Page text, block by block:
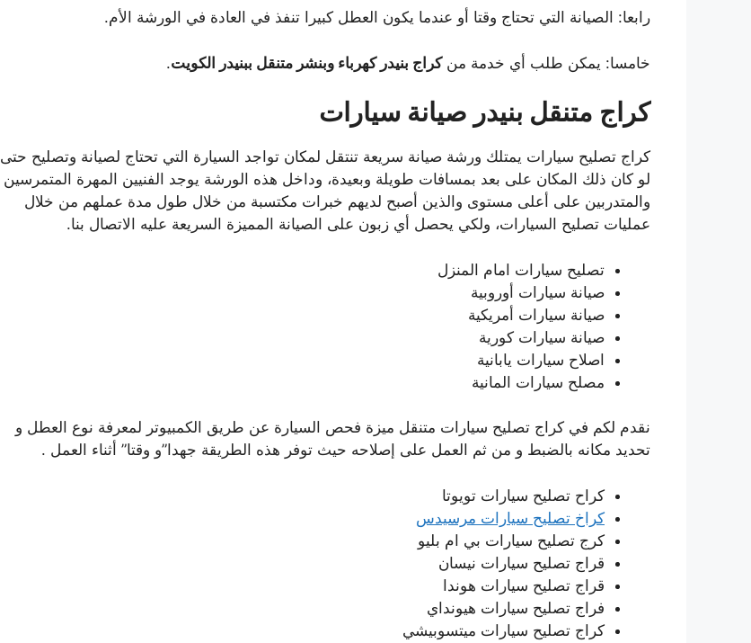
رابعا: الصيانة التي تحتاج وقتا أو عندما يكون العطل كبيرا تنفذ في العادة في الورشة الأم.
خامسا: يمكن طلب أي خدمة منكراج بنيدر كهرباء وبنشر متنقل ببنيدر الكويت.
كراج متنقل بنيدر صيانة سيارات
كراج تصليح سيارات يمتلك ورشة صيانة سريعة تنتقل لمكان تواجد السيارة التي تحتاج لصيانة وتصليح حتى
لو كان ذلك المكان على بعد بمسافات طويلة وبعيدة، وداخل هذه الورشة يوجد الفنيين المهرة المتمرسين
والمتدربين على أعلى مستوى والذين أصبح لديهم خبرات مكتسبة من خلال طول مدة عملهم من خلال
عمليات تصليح السيارات، ولكي يحصل أي زبون على الصيانة المميزة السريعة عليه الاتصال بنا.
تصليح سيارات امام المنزل
صيانة سيارات أوروبية
صيانة سيارات أمريكية
صيانة سيارات كورية
اصلاح سيارات يابانية
مصلح سيارات المانية
نقدم لكم في كراج تصليح سيارات متنقل ميزة فحص السيارة عن طريق الكمبيوتر لمعرفة نوع العطل و
تحديد مكانه بالضبط و من ثم العمل على إصلاحه حيث توفر هذه الطريقة جهدا”و وقتا” أثناء العمل .
كراح تصليح سيارات تويوتا
كراخ تصليح سيارات مرسيدس
كرج تصليح سيارات بي ام بليو
قراج تصليح سيارات نيسان
قراج تصليح سيارات هوندا
فراج تصليح سيارات هيونداي
كراج تصليح سيارات ميتسوبيشي